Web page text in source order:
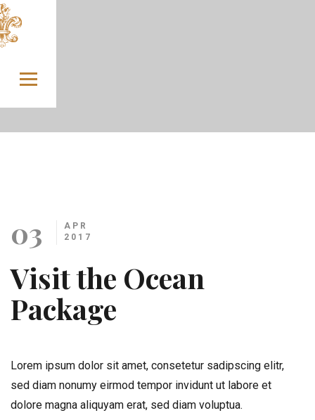
Skip to content
03
APR
2017
Visit the Ocean
Package
Lorem ipsum dolor sit amet, consetetur sadipscing elitr,
sed diam nonumy eirmod tempor invidunt ut labore et
dolore magna aliquyam erat, sed diam voluptua.